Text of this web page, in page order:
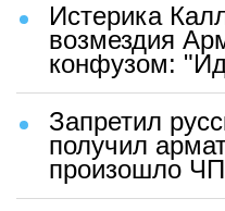
Истерика
возмездия
конфузом:
Запретил
получил
произошло ЧП